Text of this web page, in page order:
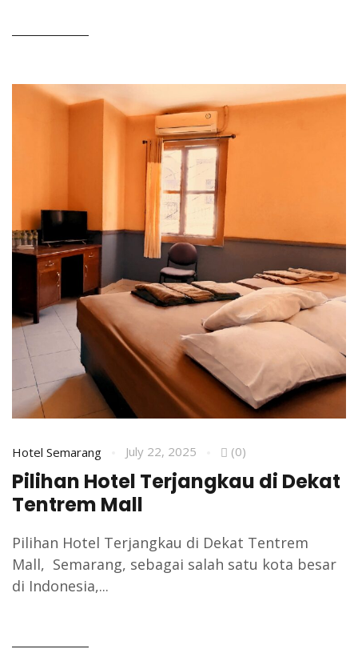
Hotel Semarang July 22, 2025 (0)
Pilihan Hotel Terjangkau di Dekat
Tentrem Mall
Pilihan Hotel Terjangkau di Dekat Tentrem
Mall, Semarang, sebagai salah satu kota besar
di Indonesia,...